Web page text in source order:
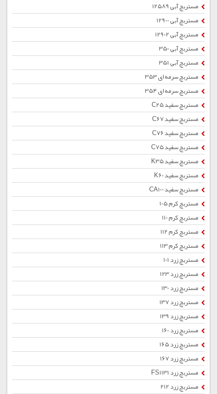
مستربچ آبی 12589
مستربچ آبی 12900
مستربچ آبی 12902
مستربچ آبی 350
مستربچ آبی 351
مستربچ سرمه ای 353
مستربچ سرمه ای 354
مستربچ سفید C25
مستربچ سفید C67
مستربچ سفید C76
مستربچ سفید C75
مستربچ سفید K35
مستربچ سفید K60
مستربچ سفید CA100
مستربچ کرم 105
مستربچ کرم 110
مستربچ کرم 112
مستربچ کرم 113
مستربچ زرد 101
مستربچ زرد 123
مستربچ زرد 130
مستربچ زرد 137
مستربچ زرد 139
مستربچ زرد 160
مستربچ زرد 165
مستربچ زرد 167
مستربچ زرد FS1131
مستربچ زرد 212